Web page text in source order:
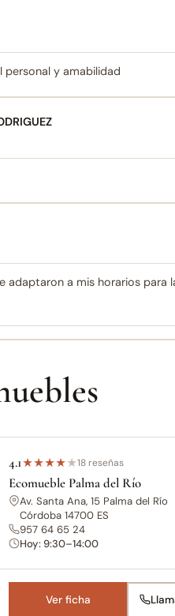
personal y amabilidad
adaptaron a mis horarios para
4.1★★★★★18 reseñas
Ecomueble Palma del Río
Av. Santa Ana, 15 Palma del Río
Córdoba 14700 ES
957 64 65 24
Hoy: 9:30–14:00
Ver ficha